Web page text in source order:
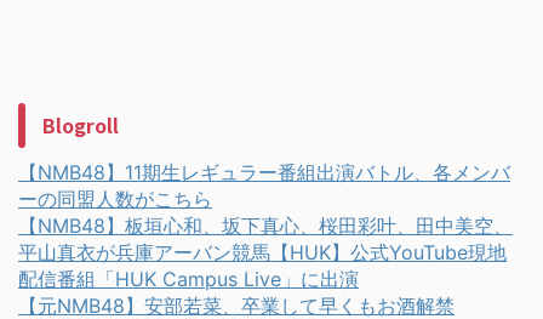
Blogroll
【NMB48】11期生レギュラー番組出演バトル、各メンバ
ーの同盟人数がこちら
【NMB48】板垣心和、坂下真心、桜田彩叶、田中美空、
平山真衣が兵庫アーバン競馬【HUK】公式YouTube現地
配信番組「HUK Campus Live」に出演
【元NMB48】安部若菜、卒業して早くもお酒解禁